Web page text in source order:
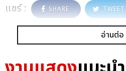
แชร์ : SHARE TWEET
อ่านต่อ